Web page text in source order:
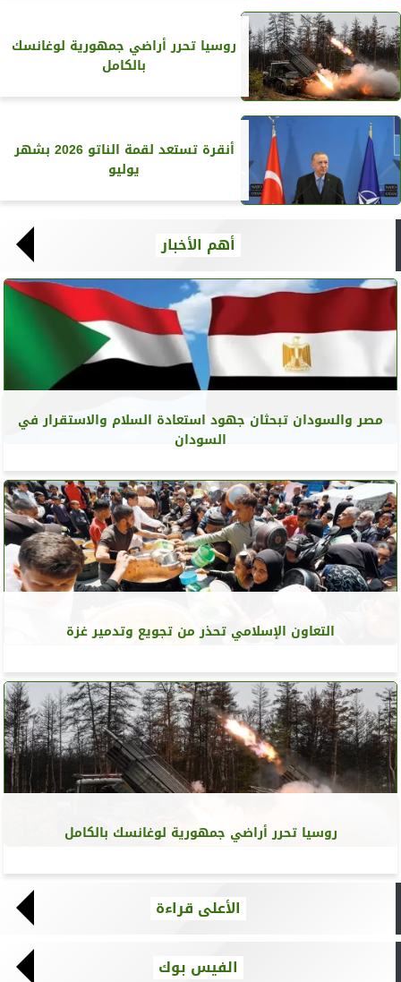
روسيا تحرر أراضي جمهورية لوغانسك
بالكامل
أنقرة تستعد لقمة الناتو 2026 بشهر
يوليو
أهم الأخبار
مصر والسودان تبحثان جهود استعادة السلام والاستقرار في
السودان
التعاون الإسلامي تحذر من تجويع وتدمير غزة
روسيا تحرر أراضي جمهورية لوغانسك بالكامل
الأعلى قراءة
الفيس بوك